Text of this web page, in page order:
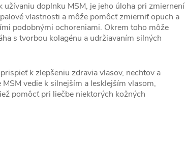
doplnku MSM, je jeho úloha pri zmiernení
vlastnosti a môže pomôcť zmierniť opuch a
podobnými ochoreniami. Okrem toho môže
s tvorbou kolagénu a udržiavaním silných
k zlepšeniu zdravia vlasov, nechtov a
vedie k silnejším a lesklejším vlasom,
pomôcť pri liečbe niektorých kožných